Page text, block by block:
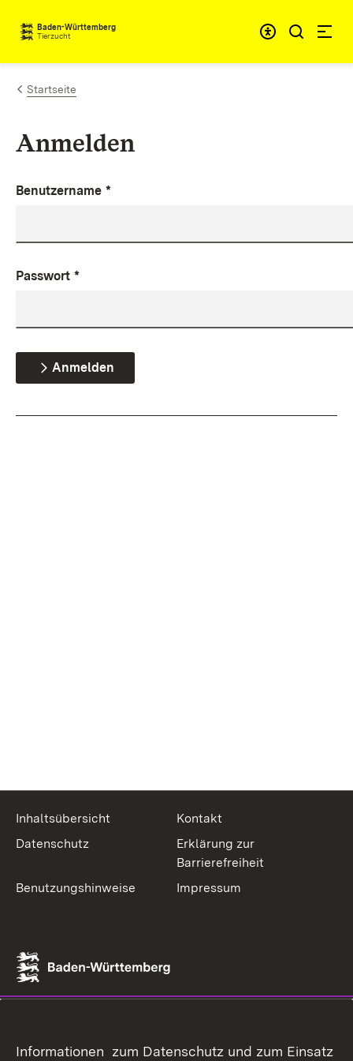
Zum Inhalt springen
Baden-Württemberg
Tierzucht
Startseite
Anmelden
Benutzername *
Passwort *
Anmelden
Inhaltsübersicht
Kontakt
Datenschutz
Erklärung zur
Barrierefreiheit
Benutzungshinweise
Impressum
Informationen zum Datenschutz und zum Einsatz